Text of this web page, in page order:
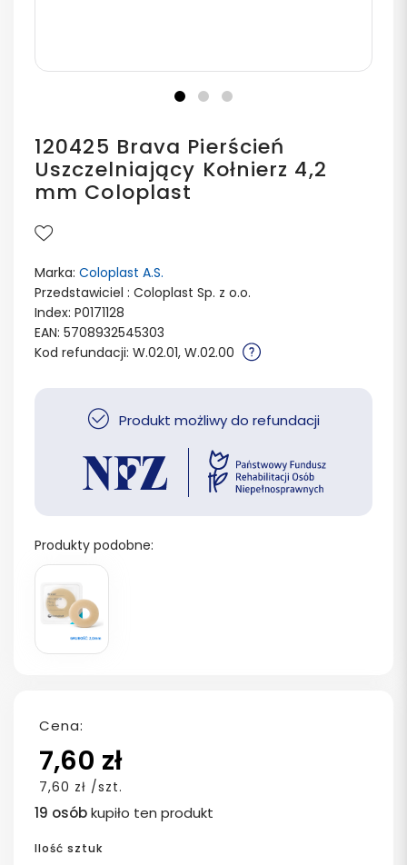
120425 Brava Pierścień
Uszczelniający Kołnierz 4,2
mm Coloplast
Marka: Coloplast A.S.
Przedstawiciel : Coloplast Sp. z o.o.
Index: P0171128
EAN: 5708932545303
Kod refundacji: W.02.01, W.02.00
Produkt możliwy do refundacji
Produkty podobne:
Cena:
7,60 zł
7,60 zł /szt.
19 osóbkupiło ten produkt
Ilość sztuk